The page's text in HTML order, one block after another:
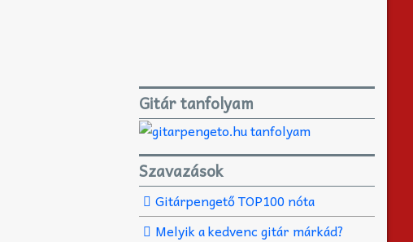
Gitár tanfolyam
Szavazások
Gitárpengető TOP100 nóta
Melyik a kedvenc gitár márkád?